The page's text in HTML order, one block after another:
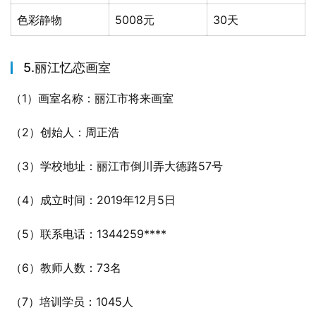
色彩静物 5008元 30天
5.丽江忆恋画室
（1）画室名称：丽江市将来画室
（2）创始人：周正浩
（3）学校地址：丽江市倒川弄大德路57号
（4）成立时间：2019年12月5日
（5）联系电话：1344259****
（6）教师人数：73名
（7）培训学员：1045人